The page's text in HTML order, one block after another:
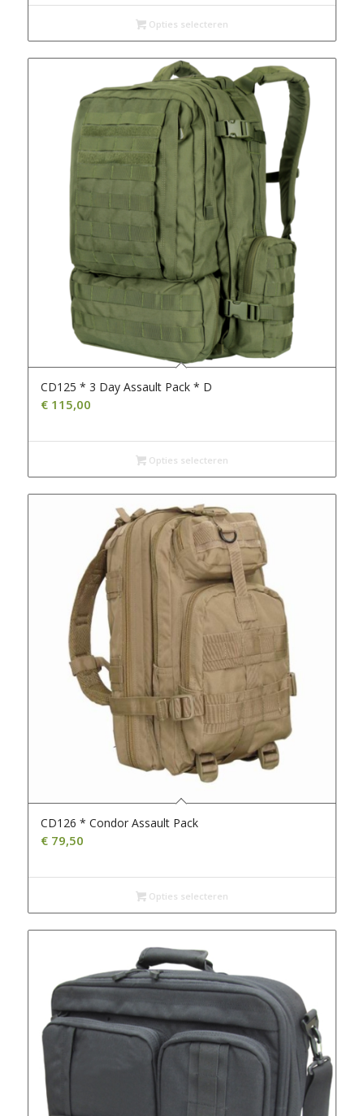
Opties selecteren
CD125 * 3 Day Assault Pack * D
€115,00
Opties selecteren
CD126 * Condor Assault Pack
€79,50
Opties selecteren